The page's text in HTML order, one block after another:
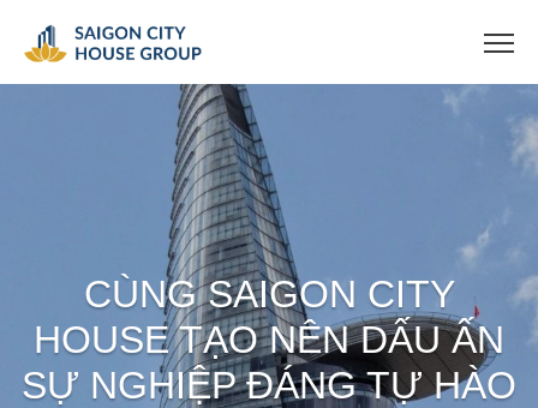
CÙNG SAIGON CITY
HOUSE TẠO NÊN DẤU ẤN
SỰ NGHIỆP ĐÁNG TỰ HÀO